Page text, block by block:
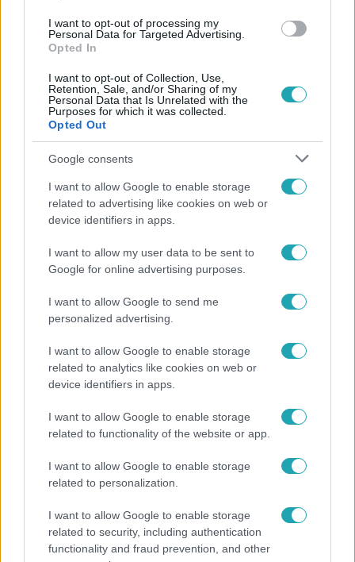
I want to opt-out of processing my
Personal Data for Targeted Advertising.
Opted In
I want to opt-out of Collection, Use,
Retention, Sale, and/or Sharing of my
Personal Data that Is Unrelated with the
Purposes for which it was collected.
Opted Out
Google consents
I want to allow Google to enable storage
related to advertising like cookies on web or
device identifiers in apps.
I want to allow my user data to be sent to
Google for online advertising purposes.
I want to allow Google to send me
personalized advertising.
I want to allow Google to enable storage
related to analytics like cookies on web or
device identifiers in apps.
I want to allow Google to enable storage
related to functionality of the website or app.
I want to allow Google to enable storage
related to personalization.
I want to allow Google to enable storage
related to security, including authentication
functionality and fraud prevention, and other
Szandi fiai
Reggeli
hőmérséklet a hét második felében